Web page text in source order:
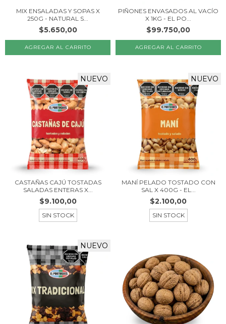
MIX ENSALADAS Y SOPAS X
250G - NATURAL S...
$5.650,00
PIÑONES ENVASADOS AL VACÍO
X 1KG - EL PO...
$99.750,00
NUEVO
CASTAÑAS CAJÚ TOSTADAS
SALADAS ENTERAS X...
$9.100,00
SIN STOCK
NUEVO
MANÍ PELADO TOSTADO CON
SAL X 400G - EL...
$2.100,00
SIN STOCK
NUEVO